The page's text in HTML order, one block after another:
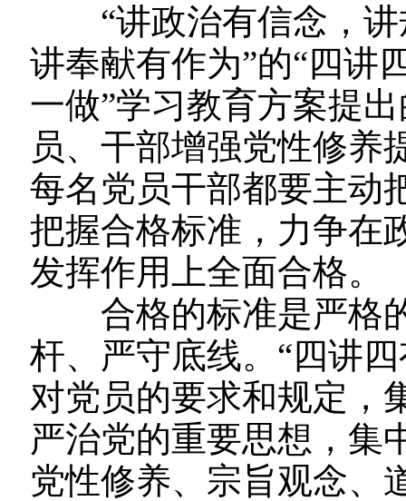
“讲政治有信念，讲
讲奉献有作为”的“四讲
一做”学习教育方案提
员、干部增强党性修养
每名党员干部都要主动
把握合格标准，力争在
发挥作用上全面合格。
合格的标准是严格的
杆、严守底线。“四讲
对党员的要求和规定，
严治党的重要思想，集
党性修养、宗旨观念、